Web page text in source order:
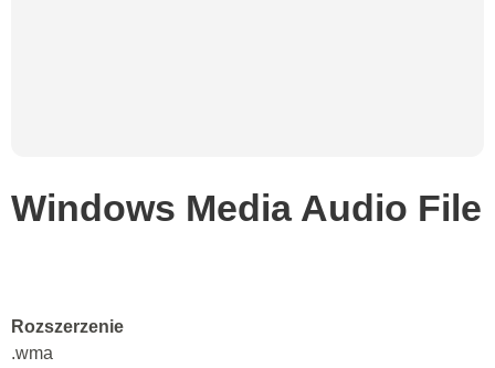
Windows Media Audio File
Rozszerzenie
.wma